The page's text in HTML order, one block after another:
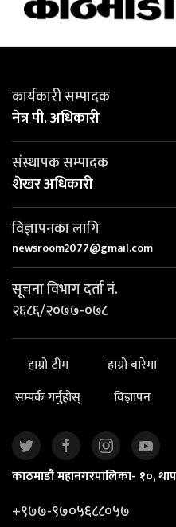
कार्यकारी सम्पादक
नेत्र पी. अधिकारी
संस्थापक सम्पादक
शेखर अधिकारी
विज्ञापनका लागि
newsroom2077@gmail.com
सूचना विभाग दर्ता नं.
२६८६/२०७७-०७८
हाम्रो टीम हाम्रो बारेमा
सम्पर्क गर्नुहोस्
विज्ञापन
काठमाडौं महानगरपालिका- १०,
+९७७-९७०५६८८०५७